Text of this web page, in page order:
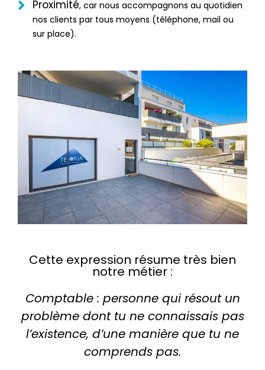
Proximité, car nous accompagnons au quotidien
nos clients par tous moyens (téléphone, mail ou
sur place).
Cette expression résume très bien
notre métier :
Comptable : personne qui résout un
problème dont tu ne connaissais pas
l’existence, d’une manière que tu ne
comprends pas.